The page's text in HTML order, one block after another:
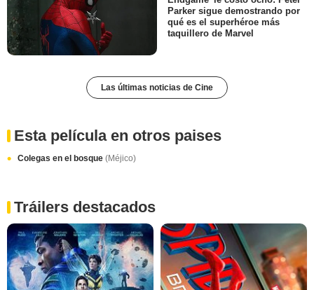
Parker sigue demostrando por
qué es el superhéroe más
taquillero de Marvel
Las últimas noticias de Cine
Esta película en otros paises
Colegas en el bosque (Méjico)
Tráilers destacados